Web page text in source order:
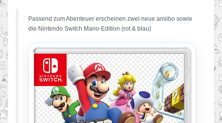
Passend zum Abenteuer erscheinen zwei neue amiibo sowie
die Nintendo Switch Mario-Edition (rot & blau)